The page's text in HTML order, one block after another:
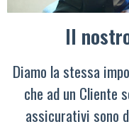
Il
Diamo la stessa
che ad un Cliente
assicurativi sono